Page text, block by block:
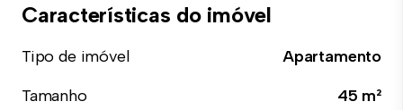
Características do imóvel
Tipo de imóvel
Apartamento
Tamanho
45 m²